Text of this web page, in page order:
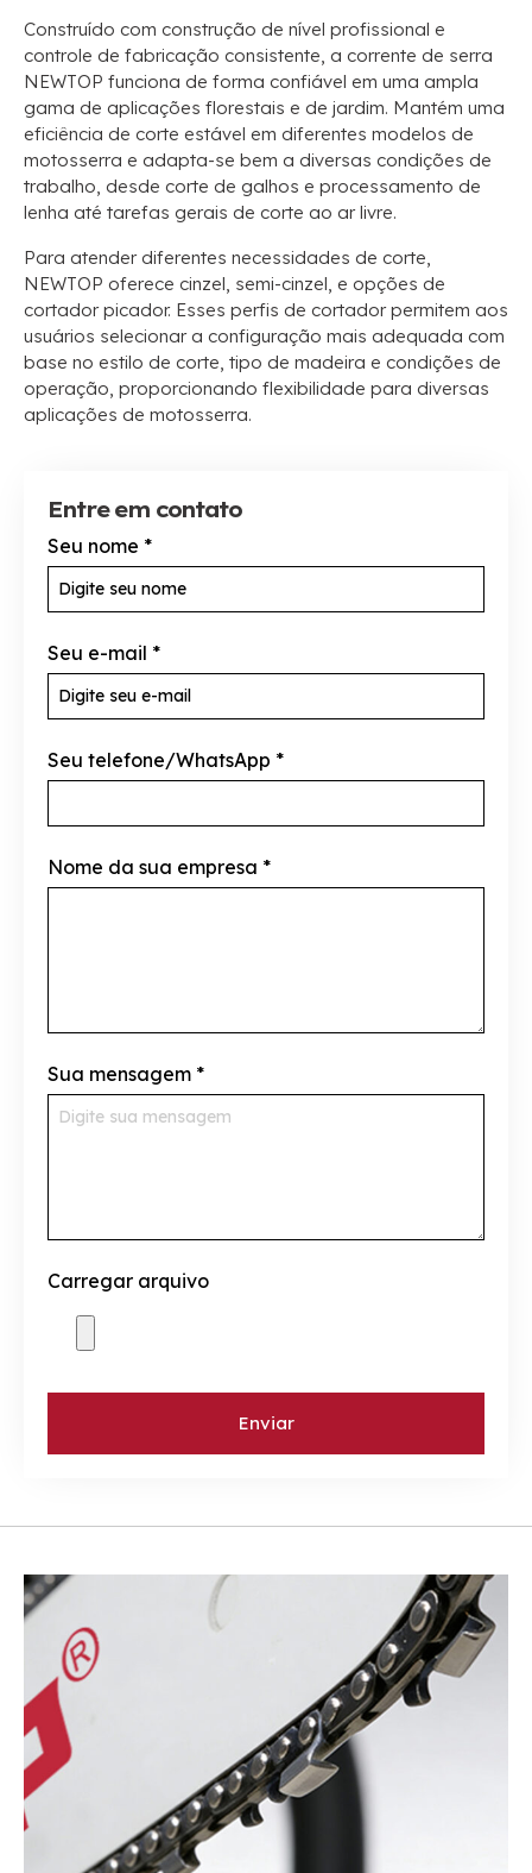
Construído com construção de nível profissional e
controle de fabricação consistente, a corrente de serra
NEWTOP funciona de forma confiável em uma ampla
gama de aplicações florestais e de jardim. Mantém uma
eficiência de corte estável em diferentes modelos de
motosserra e adapta-se bem a diversas condições de
trabalho, desde corte de galhos e processamento de
lenha até tarefas gerais de corte ao ar livre.
Para atender diferentes necessidades de corte,
NEWTOP oferece cinzel, semi-cinzel, e opções de
cortador picador. Esses perfis de cortador permitem aos
usuários selecionar a configuração mais adequada com
base no estilo de corte, tipo de madeira e condições de
operação, proporcionando flexibilidade para diversas
aplicações de motosserra.
Entre em contato
Seu nome *
Seu e-mail *
Seu telefone/WhatsApp *
Nome da sua empresa *
Sua mensagem *
Carregar arquivo
Enviar